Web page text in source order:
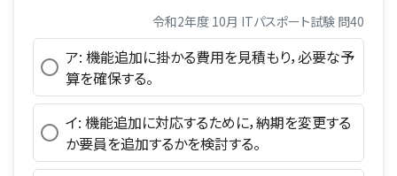
令和2年度 10月 ITパスポート試験 問40
ア: 機能追加に掛かる費用を見積もり，必要な予
算を確保する。
イ: 機能追加に対応するために，納期を変更する
か要員を追加するかを検討する。